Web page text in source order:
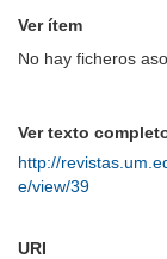
Ver ítem
No hay ficheros
Ver texto
http://
e/view/39
URI